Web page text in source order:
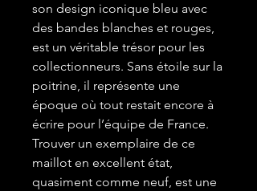
son design iconique bleu avec
des bandes blanches et rouges,
est un véritable trésor pour les
collectionneurs. Sans étoile sur la
poitrine, il représente une
époque où tout restait encore à
écrire pour l’équipe de France.
Trouver un exemplaire de ce
maillot en excellent état,
quasiment comme neuf, est une